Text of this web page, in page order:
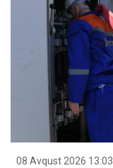
08 Avqust 2026 13:03